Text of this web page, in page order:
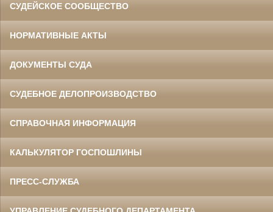
СУДЕЙСКОЕ СООБЩЕСТВО
НОРМАТИВНЫЕ АКТЫ
ДОКУМЕНТЫ СУДА
СУДЕБНОЕ ДЕЛОПРОИЗВОДСТВО
СПРАВОЧНАЯ ИНФОРМАЦИЯ
КАЛЬКУЛЯТОР ГОСПОШЛИНЫ
ПРЕСС-СЛУЖБА